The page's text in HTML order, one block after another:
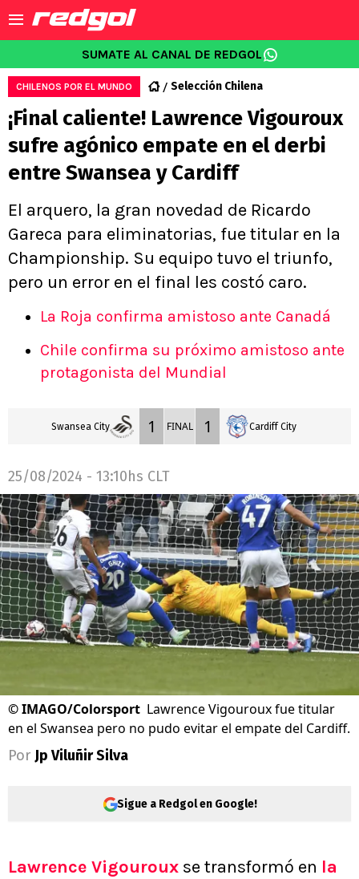
SUMATE AL CANAL DE REDGOL
CHILENOS POR EL MUNDO Selección Chilena
¡Final caliente! Lawrence Vigouroux
sufre agónico empate en el derbi
entre Swansea y Cardiff
El arquero, la gran novedad de Ricardo
Gareca para eliminatorias, fue titular en la
Championship. Su equipo tuvo el triunfo,
pero un error en el final les costó caro.
La Roja confirma amistoso ante Canadá
Chile confirma su próximo amistoso ante
protagonista del Mundial
Swansea City 1 FINAL 1 Cardiff City
25/08/2024 - 13:10hs CLT
©IMAGO/Colorsport Lawrence Vigouroux fue titular
en el Swansea pero no pudo evitar el empate del Cardiff.
Por Jp Viluñir Silva
Sigue a Redgol en Google!
Lawrence Vigouroux se transformó en la